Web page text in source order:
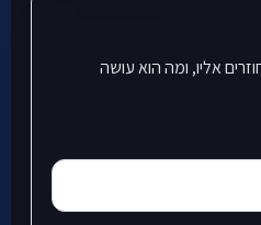
אליו, ומה הוא עושה